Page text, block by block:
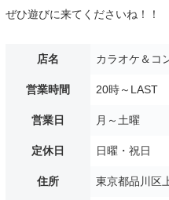
ぜひ遊びに来てくださいね！！
店名 カラオケ＆コ
営業時間 20時～LAST
営業日 月～土曜
定休日 日曜・祝日
住所 東京都品川区